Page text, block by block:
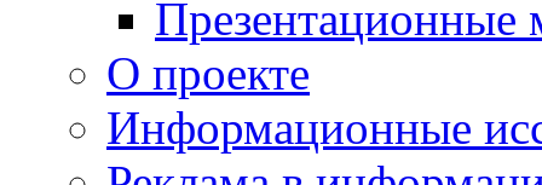
Презентационные
О проекте
Информационные